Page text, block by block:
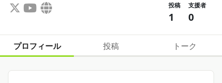
投稿
1
支援者
0
プロフィール 投稿 トーク